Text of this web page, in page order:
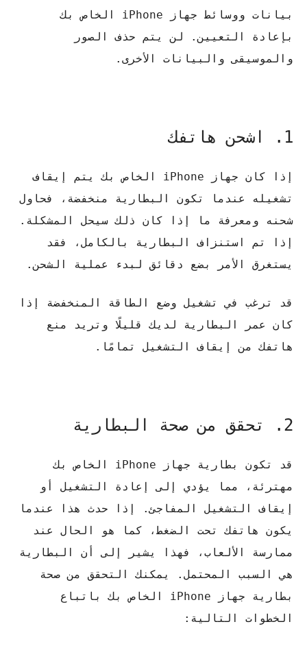
بيانات ووسائط جهاز iPhone الخاص بك
بإعادة التعيين. لن يتم حذف الصور
والموسيقى والبيانات الأخرى.
1. اشحن هاتفك
إذا كان جهاز iPhone الخاص بك يتم إيقاف
تشغيله عندما تكون البطارية منخفضة، فحاول
شحنه ومعرفة ما إذا كان ذلك سيحل المشكلة.
إذا تم استنزاف البطارية بالكامل، فقد
يستغرق الأمر بضع دقائق لبدء عملية الشحن.
قد ترغب في تشغيل وضع الطاقة المنخفضة إذا
كان عمر البطارية لديك قليلًا وتريد منع
هاتفك من إيقاف التشغيل تمامًا.
2. تحقق من صحة البطارية
قد تكون بطارية جهاز iPhone الخاص بك
مهترئة، مما يؤدي إلى إعادة التشغيل أو
إيقاف التشغيل المفاجئ. إذا حدث هذا عندما
يكون هاتفك تحت الضغط، كما هو الحال عند
ممارسة الألعاب، فهذا يشير إلى أن البطارية
هي السبب المحتمل. يمكنك التحقق من صحة
بطارية جهاز iPhone الخاص بك باتباع
الخطوات التالية: